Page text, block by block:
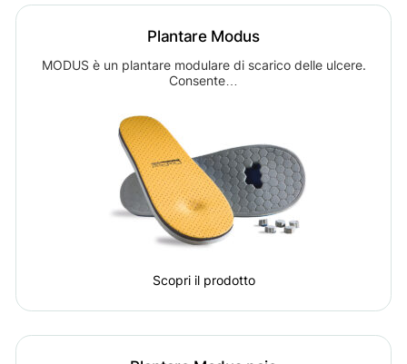
Plantare Modus
MODUS è un plantare modulare di scarico delle ulcere.
Consente…
Scopri il prodotto